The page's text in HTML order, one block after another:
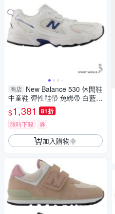
商店 New Balance 530 休閒鞋
中童鞋 彈性鞋帶 免綁帶 白藍
【運動世界】P5303WR-W
$1,381 81折
限時下殺 券
加入購物車